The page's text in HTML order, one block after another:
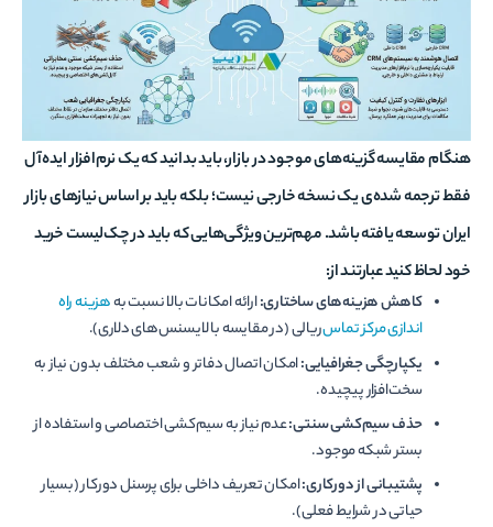
هنگام مقایسه گزینه‌های موجود در بازار، باید بدانید که یک نرم‌افزار ایده‌آل
فقط ترجمه شده‌ی یک نسخه خارجی نیست؛ بلکه باید بر اساس نیازهای بازار
ایران توسعه یافته باشد. مهم‌ترین ویژگی‌هایی که باید در چک‌لیست خرید
خود لحاظ کنید عبارتند از:
کاهش هزینه‌های ساختاری:ارائه امکانات بالا نسبت بههزینه راه
اندازی مرکز تماسریالی (در مقایسه با لایسنس‌های دلاری).
یکپارچگی جغرافیایی:امکان اتصال دفاتر و شعب مختلف بدون نیاز به
سخت‌افزار پیچیده.
حذف سیم‌کشی سنتی:عدم نیاز به سیم‌کشی اختصاصی و استفاده از
بستر شبکه موجود.
پشتیبانی از دورکاری:امکان تعریف داخلی برای پرسنل دورکار (بسیار
حیاتی در شرایط فعلی).